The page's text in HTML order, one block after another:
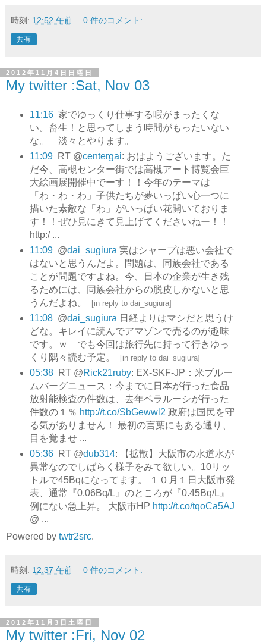
時刻: 12:52 午前 0 件のコメント:
共有
2012年11月4日日曜日
My twitter :Sat, Nov 03
11:16 家でゆっくり仕事する暇がまったくな
い。畜生！と思ってしまう時間がもったいない
な。 淡々とやります。
11:09
RT @centergai: おはようございます。た
だ今、高槻センター街では高槻アート博覧会巨
大絵画展開催中でーす！！今年のテーマは
「わ・わ・わ」子供たちが夢いっぱい心一つに
描いた素敵な「わ」がいっぱい花開いておりま
す！！ぜひ見にきて見上げてくださいねー！！
http:/ ...
11:09 @dai_sugiura 実はシャープは悪い会社で
はないと思うんだよ。問題は、同族会社である
ことが問題ですよね。今、日本の企業が生き残
るためには、同族会社からの脱皮しかないと思
うんだよね。
[in reply to dai_sugiura]
11:08 @dai_sugiura 日経よりはマシだと思うけ
どな。キレイに読んでアマゾンで売るのが趣味
です。ｗ でも今回は旅行先に持って行きゆっ
くり隅々読む予定。
[in reply to dai_sugiura]
05:38 RT @Rick21ruby: EX-SKF-JP：米ブルー
ムバーグニュース：今までに日本が行った食品
放射能検査の件数は、去年ベラルーシが行った
件数の１％ http://t.co/SbGewwl2 政府は国民を守
る気がありません！ 最初の言葉にもある通り、
目を覚ませ ...
05:36
RT @dub314: 【拡散】大阪市の水道水が
異常なのでしばらく様子をみて欲しい。10リッ
トルで45Bqになってます。 １０月１日大阪市発
表、通常『0.06Bq/L』のところが『0.45Bq/L』
例にない急上昇。 大阪市HP http://t.co/tqoCa5AJ
@ ...
Powered by twtr2src.
時刻: 12:37 午前 0 件のコメント:
共有
2012年11月3日土曜日
My twitter :Fri, Nov 02